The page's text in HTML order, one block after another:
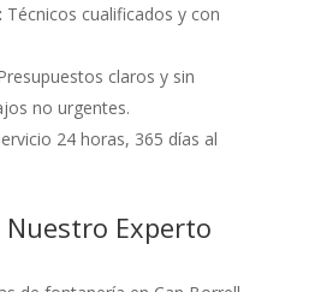
Técnicos cualificados y con
claros y sin
no urgentes.
24 horas, 365 días al
Experto